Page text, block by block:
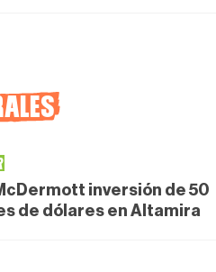
inversión de 50
de dólares en Altamira